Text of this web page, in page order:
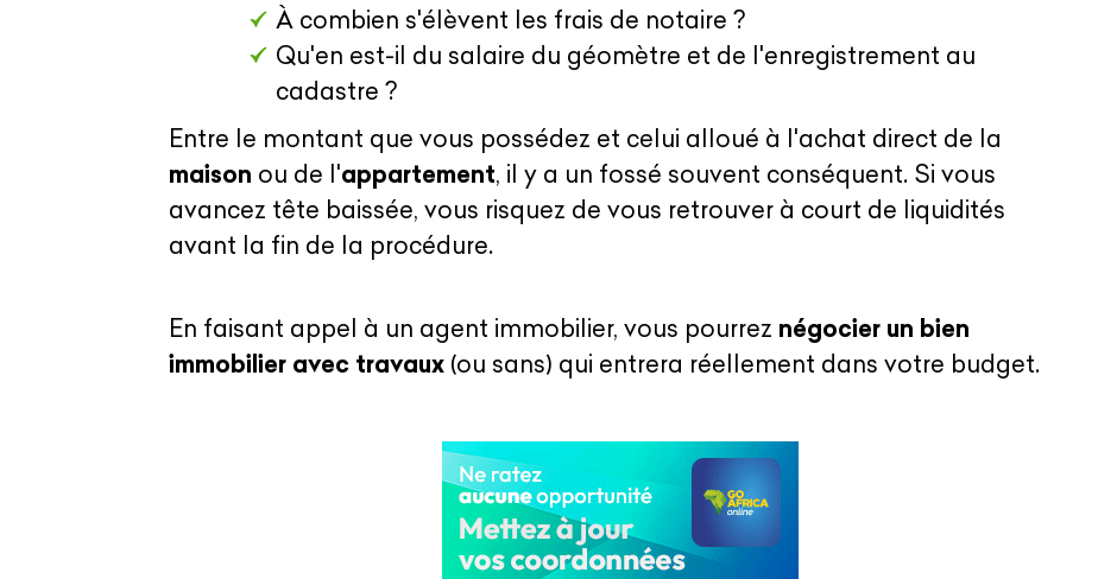
À combien s'élèvent les frais de notaire ?
Qu'en est-il du salaire du géomètre et de l'enregistrement au
cadastre ?
Entre le montant que vous possédez et celui alloué à l'achat direct de la
maison ou de l'appartement, il y a un fossé souvent conséquent. Si vous
avancez tête baissée, vous risquez de vous retrouver à court de liquidités
avant la fin de la procédure.
En faisant appel à un agent immobilier, vous pourrez négocier un bien
immobilier avec travaux (ou sans) qui entrera réellement dans votre budget.